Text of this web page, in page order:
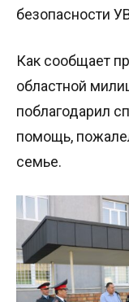
безопасности
Как сообщает
областной
поблагодарил
помощь,
семье.